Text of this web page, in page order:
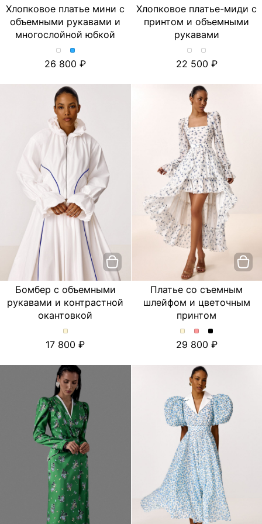
Хлопковое платье мини с
объемными рукавами и
многослойной юбкой
Хлопковое
платье
с
объемными
рукавами
и
многослойной
юбкой.
Цвет
Молочно-
розовый
Хлопковое
платье
с
объемными
рукавами
и
многослойной
юбкой.
Цвет
Голубой
26 800
Хлопковое платье-миди с
принтом и объемными
рукавами
Хлопковое
платье-
с
принтом
и
объемными
рукавами.
Цвет
Лимон/
Молочный
Хлопковое
платье-
с
принтом
и
объемными
рукавами.
Цвет
Тюльпан/
Молочный
22 500
Бомбер с объемными
рукавами и контрастной
окантовкой
Бомбер
с
рукавами
и
контрастной
окантовкой.
Цвет
Молочный
17 800
Платье со съемным
шлейфом и цветочным
принтом
Платье
со
шлейфом
цветочным
принтом.
Цвет
Молочный
Платье
со
шлейфом
и
цветочным
принтом.
Цвет
Розовый
Платье
со
шлейфом
принтом.
Цвет
Черный
29 800